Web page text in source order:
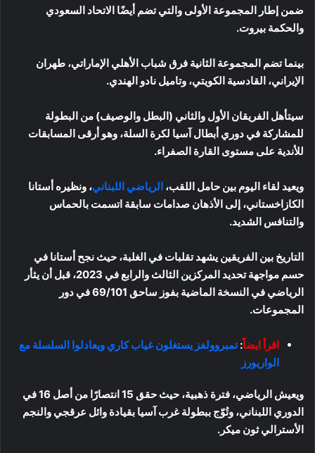
ضمن إطار المجموعة الأولى والتي تضم أيضًا الاتحاد السعودي
والحكمة بيروت.
بينما تضم المجموعة الثانية فرق شباب الأهلي الإماراتي، طهران
الإيراني، القادسية الكويتي، وتاميل نادو الهندي.
سيتأهل الفريقان الأول والثاني (البطل والوصيف) من البطولة
للمشاركة في دوري أبطال آسيا لكرة السلة، وهو أرقى المسابقات
للأندية على مستوى القارة الصفراء.
ويعيد لقاء اليوم بين حامل اللقب، الرياضي اللبناني، ونظيره أستانا
الكازاخستاني، إلى الأذهان صدامات سابقة اتسمت بالحماس
والتنافس الشديد.
التاريخ بين الفريقين يشهد تقلبات في الغلبة، حيث نجح أستانا في
حسم مواجهة تحديد المركزين الثالث والرابع في 2023، قبل أن يثأر
الرياضي في النسخة الماضية بفوز ساحق 69/101 في دور
المجموعات.
اقرأ ايضاً:تمبروولفز يستغلون غياب كاري ويعادلوا السلسلة مع
الواريورز
ويعيش الرياضي، فترة ذهبية، حيث حقق 15 انتصارًا من أصل 16 في
الدوري اللبناني، وتُوّج ببطولة غرب آسيا بقيادة وائل عرقجي والنجم
الأسترالي ثون ميكر.